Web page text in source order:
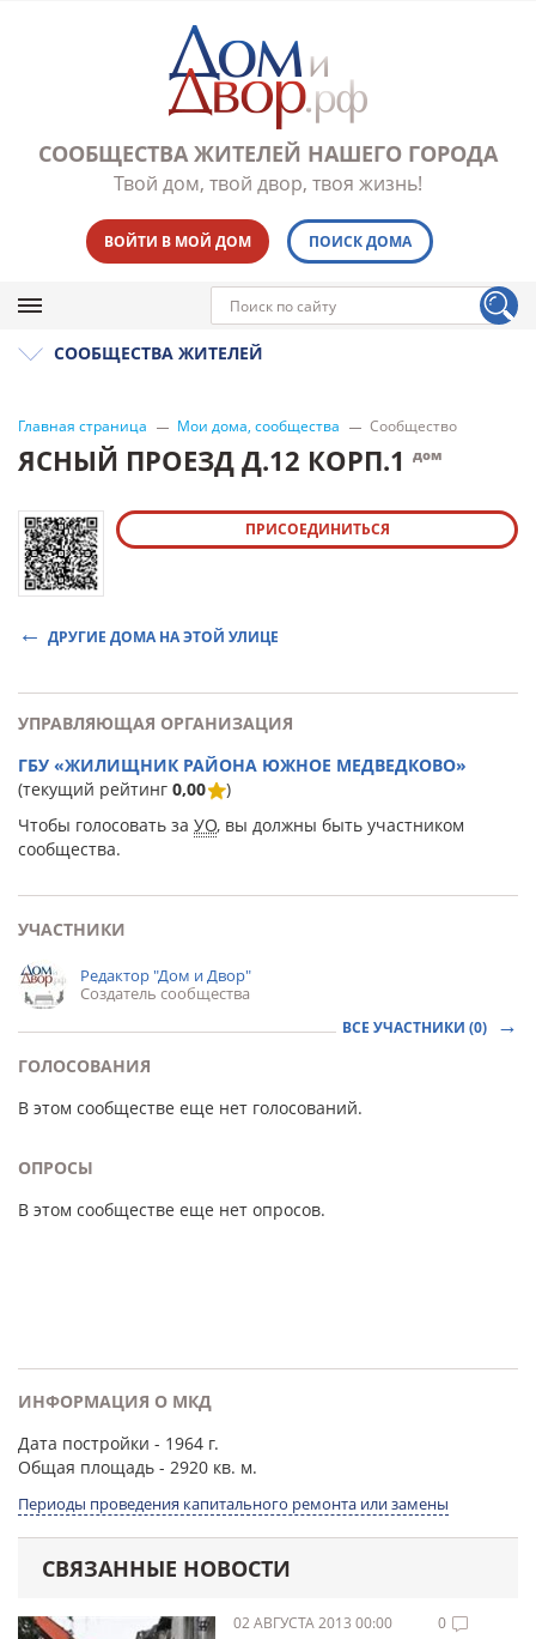
СООБЩЕСТВА ЖИТЕЛЕЙ НАШЕГО ГОРОДА
Твой дом, твой двор, твоя жизнь!
ВОЙТИ В МОЙ ДОМ ПОИСК ДОМА
СООБЩЕСТВА ЖИТЕЛЕЙ
Главная страница Мои дома, сообщества Сообщество
ЯСНЫЙ ПРОЕЗД Д.12 КОРП.1 дом
ПРИСОЕДИНИТЬСЯ
ДРУГИЕ ДОМА НА ЭТОЙ УЛИЦЕ
УПРАВЛЯЮЩАЯ ОРГАНИЗАЦИЯ
ГБУ «ЖИЛИЩНИК РАЙОНА ЮЖНОЕ МЕДВЕДКОВО»
(текущий рейтинг 0,00
)
Чтобы голосовать за УО, вы должны быть участником
сообщества.
УЧАСТНИКИ
Редактор "Дом и Двор"
Создатель сообщества
ВСЕ УЧАСТНИКИ (0)
ГОЛОСОВАНИЯ
В этом сообществе еще нет голосований.
ОПРОСЫ
В этом сообществе еще нет опросов.
ИНФОРМАЦИЯ О МКД
Дата постройки - 1964 г.
Общая площадь - 2920 кв. м.
Периоды проведения капитального ремонта или замены
СВЯЗАННЫЕ НОВОСТИ
02 АВГУСТА 2013 00:00 0